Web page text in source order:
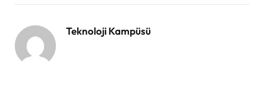
Teknoloji Kampüsü